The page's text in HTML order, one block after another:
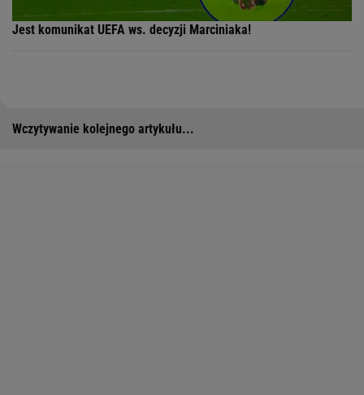
Jest komunikat UEFA ws. decyzji Marciniaka!
Wczytywanie kolejnego artykułu...